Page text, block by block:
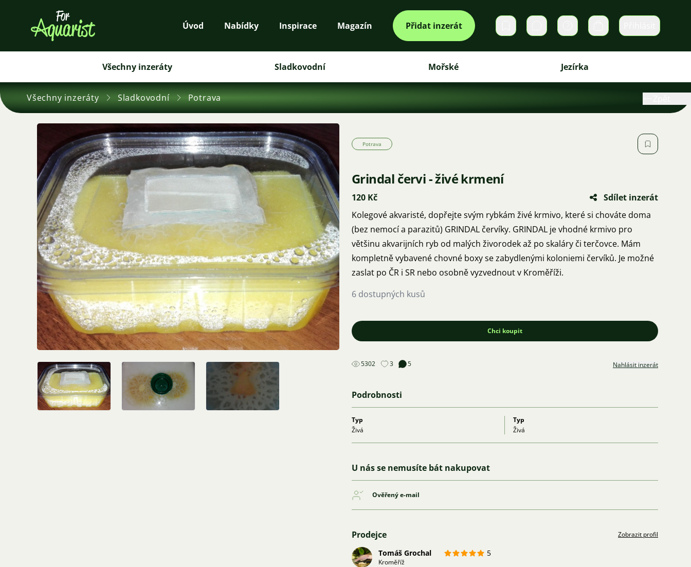
Úvod Nabídky Inspirace Magazín Přidat inzerát Soukromé zprávy Košík
Všechny inzeráty Sladkovodní Mořské Jezírka
Všechny inzeráty Sladkovodní Potrava
Potrava
Grindal červi - živé krmení
120 Kč
Sdílet inzerát
Kolegové akvaristé, dopřejte svým rybkám živé krmivo, které si chováte doma
(bez nemocí a parazitů) GRINDAL červíky. GRINDAL je vhodné krmivo pro
většinu akvarijních ryb od malých živorodek až po skaláry či terčovce. Mám
kompletně vybavené chovné boxy se zabydlenými koloniemi červíků. Je možné
zaslat po ČR i SR nebo osobně vyzvednout v Kroměříži.
6 dostupných kusů
Chci koupit
5302 3 5 Nahlásit inzerát
Podrobnosti
Typ
Živá
Typ
Živá
U nás se nemusíte bát nakupovat
Ověřený e-mail
Prodejce Zobrazit profil
Tomáš Grochal 5
Kroměříž